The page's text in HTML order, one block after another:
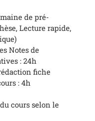
de pré-
Lecture rapide,
Notes de
: 24h
fiche
: 4h
cours selon le